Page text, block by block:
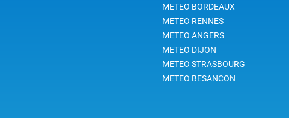
dangers et les bons réflexes à
METEO BORDEAUX
METEO RENNES
METEO ANGERS
METEO DIJON
METEO STRASBOURG
METEO BESANCON